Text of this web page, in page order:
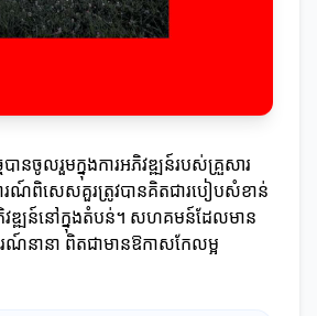
ានចូលរួមក្នុងការអភិវឌ្ឍន៍របស់គ្រួសារ
ណ៍ពិសេសគួរត្រូវបានគិតជារបៀបសំខាន់
វឌ្ឍន៍នៅក្នុងតំបន់។ សហគមន៍ដែលមាន
រណ៍នានា ពិតជាមានឱកាសកែលម្អ